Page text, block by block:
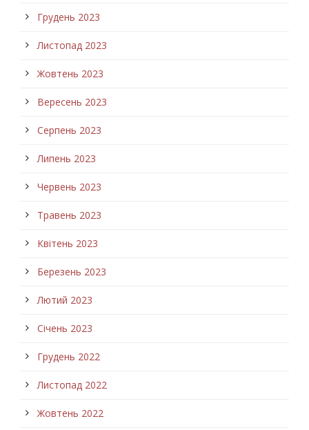
Грудень 2023
Листопад 2023
Жовтень 2023
Вересень 2023
Серпень 2023
Липень 2023
Червень 2023
Травень 2023
Квітень 2023
Березень 2023
Лютий 2023
Січень 2023
Грудень 2022
Листопад 2022
Жовтень 2022